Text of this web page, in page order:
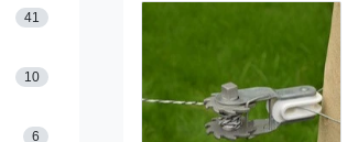
41
10
6